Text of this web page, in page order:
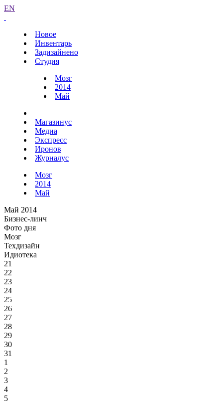
EN
Новое
Инвентарь
Задизайнено
Студия
Мозг
2014
Май
Магазинус
Медиа
Экспресс
Иронов
Журналус
Мозг
2014
Май
Май 2014
Бизнес-линч
Фото дня
Мозг
Техдизайн
Идиотека
21
22
23
24
25
26
27
28
29
30
31
1
2
3
4
5